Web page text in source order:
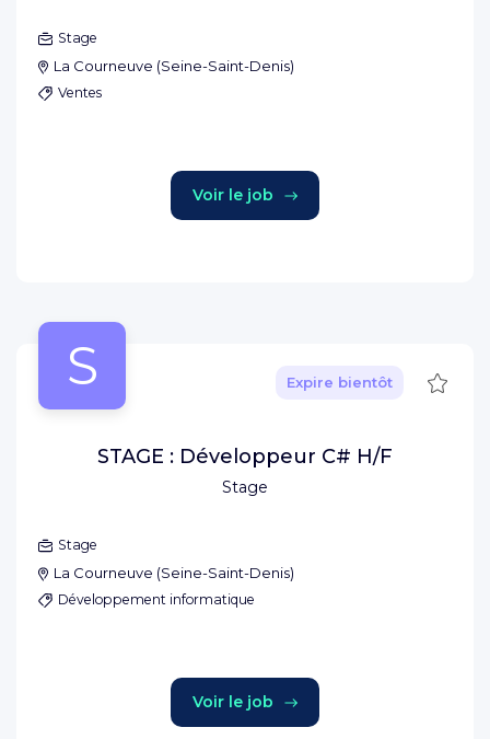
Stage
La Courneuve (Seine-Saint-Denis)
Ventes
Voir le job
S
Stage
Expire bientôt
STAGE : Développeur C# H/F
Stage
La Courneuve (Seine-Saint-Denis)
Développement informatique
Voir le job